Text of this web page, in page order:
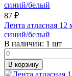
87 ₽
Лента атласная
синий/белый
В наличии: 1 шт
В корзину